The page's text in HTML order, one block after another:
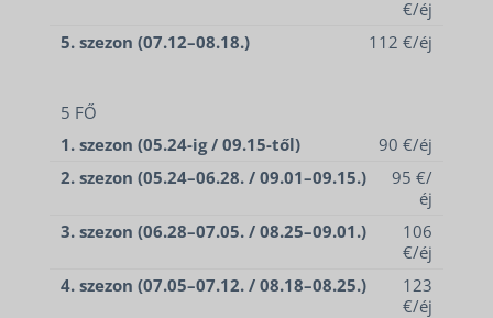
€/éj
5. szezon (07.12–08.18.)
112 €/éj
5 FŐ
1. szezon (05.24-ig / 09.15-től)
90 €/éj
2. szezon (05.24–06.28. / 09.01–09.15.)
95 €/
éj
3. szezon (06.28–07.05. / 08.25–09.01.)
106
€/éj
4. szezon (07.05–07.12. / 08.18–08.25.)
123
€/éj